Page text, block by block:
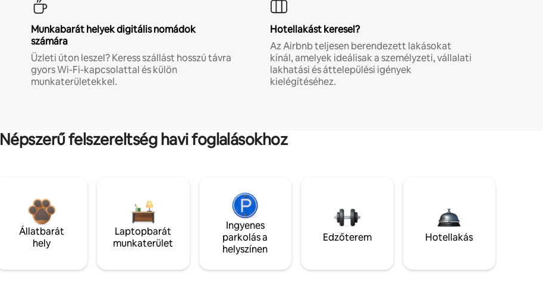
Munkabarát helyek digitális nomádok
számára
Üzleti úton leszel? Keress szállást hosszú távra
gyors Wi-Fi-kapcsolattal és külön
munkaterületekkel.
Hotellakást keresel?
Az Airbnb teljesen berendezett lakásokat
kínál, amelyek ideálisak a személyzeti, vállalati
lakhatási és áttelepülési igények
kielégítéséhez.
Népszerű felszereltség havi foglalásokhoz
Állatbarát
hely
Laptopbarát
munkaterület
Ingyenes
parkolás a
helyszínen
Edzőterem Hotellakás